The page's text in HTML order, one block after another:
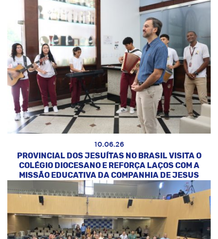
10.06.26
PROVINCIAL DOS JESUÍTAS NO BRASIL VISITA O
COLÉGIO DIOCESANO E REFORÇA LAÇOS COM A
MISSÃO EDUCATIVA DA COMPANHIA DE JESUS